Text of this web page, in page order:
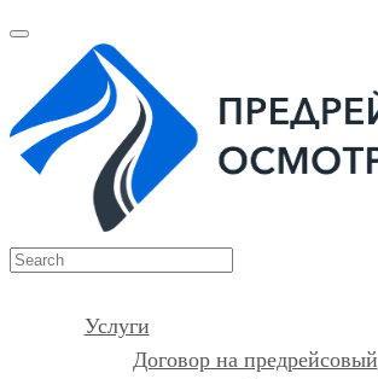
Услуги
Договор на предрейсовый